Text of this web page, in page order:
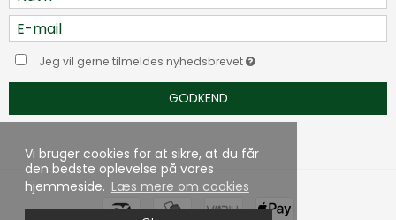
Vi bruger cookies for at sikre, at du får
den bedste oplevelse på vores
hjemmeside. Læs mere om cookies
Jeg vil gerne tilmeldes nyhedsbrevet
GODKEND